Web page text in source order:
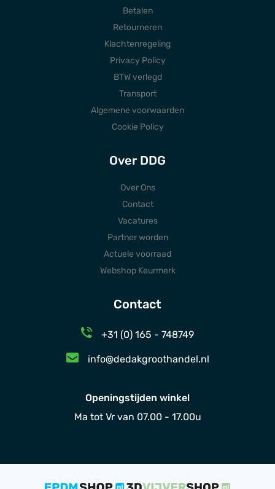
Betalen
Retourneren
Klachtenregeling
Privacy Policy
BTW verlegd
Transport
Algemene voorwaarden
Cookie Policy
Over DDG
Over Ons
Contact
Vacatures
Partner worden
Actuele voorraad
Webshop Keurmerk
Contact
+31 (0) 165 - 748749
info@dedakgroothandel.nl
Openingstijden winkel
Ma tot Vr van 07.00 - 17.00u